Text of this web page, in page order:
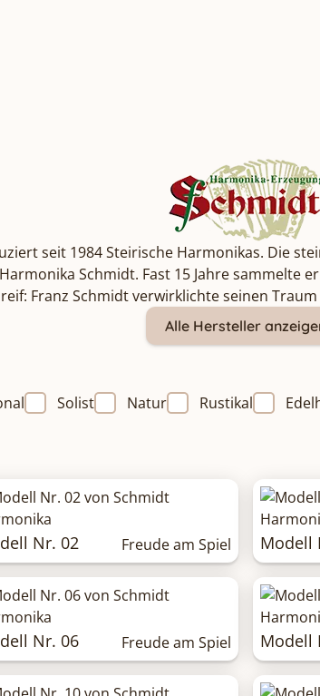
seit 1984 Steirische Harmonikas. Die
Schmidt. Fast 15 Jahre
Franz Schmidt verwirklichte seinen
Alle Hersteller
Solist Natur Rustikal
Nr. 02 Freude am Spiel Modell
Nr. 06 Freude am Spiel Modell